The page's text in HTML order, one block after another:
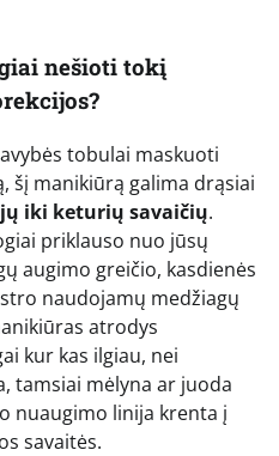
nešioti tokį
tobulai maskuoti
šį manikiūrą galima drąsiai
iki keturių savaičių.
priklauso nuo jūsų
augimo greičio, kasdienės
naudojamų medžiagų
atrodys
kur kas ilgiau, nei
tamsiai mėlyna ar juoda
nuaugimo linija krenta į
savaitės.